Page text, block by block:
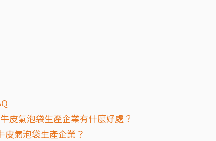
皮氣泡袋生產企業有什麼好處？
皮氣泡袋生產企業？